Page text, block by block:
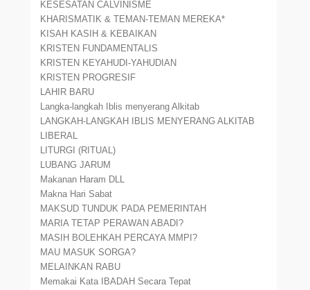
KESESATAN CALVINISME
KHARISMATIK & TEMAN-TEMAN MEREKA*
KISAH KASIH & KEBAIKAN
KRISTEN FUNDAMENTALIS
KRISTEN KEYAHUDI-YAHUDIAN
KRISTEN PROGRESIF
LAHIR BARU
Langka-langkah Iblis menyerang Alkitab
LANGKAH-LANGKAH IBLIS MENYERANG ALKITAB
LIBERAL
LITURGI (RITUAL)
LUBANG JARUM
Makanan Haram DLL
Makna Hari Sabat
MAKSUD TUNDUK PADA PEMERINTAH
MARIA TETAP PERAWAN ABADI?
MASIH BOLEHKAH PERCAYA MMPI?
MAU MASUK SORGA?
MELAINKAN RABU
Memakai Kata IBADAH Secara Tepat